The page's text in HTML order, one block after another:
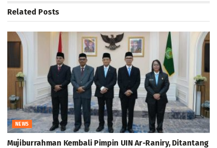
Related Posts
NEWS
Mujiburrahman Kembali Pimpin UIN Ar-Raniry, Ditantang